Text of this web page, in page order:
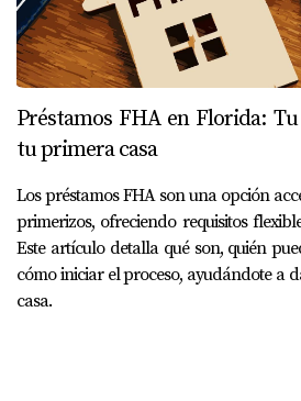
Préstamos FHA en Florida:
tu primera casa
Los préstamos FHA son una opción
primerizos, ofreciendo requisitos
Este artículo detalla qué son, quién
cómo iniciar el proceso, ayudándote a
casa.